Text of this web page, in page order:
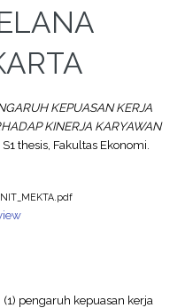
KEPUASAN KERJA
KINERJA KARYAWAN
S1 thesis, Fakultas Ekonomi.
pengaruh kepuasan kerja